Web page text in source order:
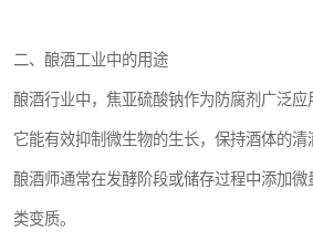
二、酿酒工业中的用途
酿酒行业中，焦亚硫酸钠作为防腐剂广泛应
它能有效抑制微生物的生长，保持酒体的清
酿酒师通常在发酵阶段或储存过程中添加
类变质。